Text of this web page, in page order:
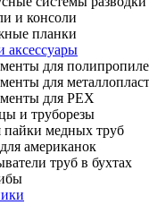
и консоли
планки
аксессуары
для
для
для PEX
и труборезы
пайки медных труб
американок
труб в бухтах